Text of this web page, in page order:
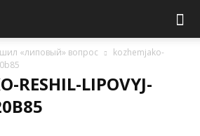
«липовый» вопрос
kozhemjako-
RESHIL-LIPOVYJ-